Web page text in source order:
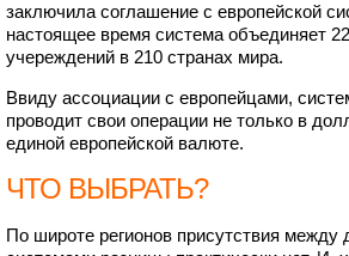
заключила соглашение с европейской
настоящее время система объединяет
учереждений в 210 странах мира.
Ввиду ассоциации с европейцами,
проводит свои операции не только в
единой европейской валюте.
ЧТО ВЫБРАТЬ?
По широте регионов присутствия